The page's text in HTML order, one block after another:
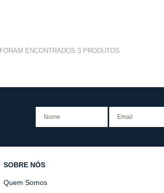
FORAM ENCONTRADOS 3PRODUTOS
SOBRE NÓS
Quem Somos